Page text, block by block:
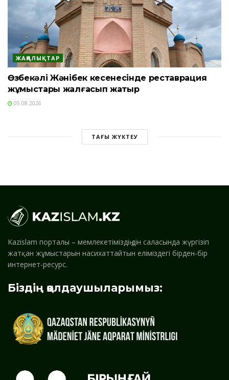
ЖАҢАЛЫҚТАР
Өзбекәлі Жәнібек кесенесінде реставрация
жұмыстары жалғасып жатыр
05.08.2026
ТАҒЫ ЖҮКТЕУ
Kazislam порталы – мемлекетіміздің дін саласында жүргізіп
жатқан жұмыстарын насихаттайтын еліміздегі бірден-бір
интернет-ресурс.
Біздің қолдаушыларымыз: